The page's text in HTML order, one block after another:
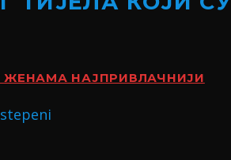
ЖЕНАМА НАЈПРИВЛАЧНИЈИ